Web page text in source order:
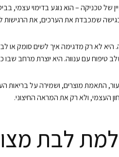
של טכניקה – הוא נוגע בדימוי עצמי,
שמכבדת את הערכים, את הרגישות
לא רק מדגימה איך לשים סומק או
טיפוח עם ענווה. היא יוצרת מרחב
התאמת מוצרים, ושמירה על
העצמי, ולא רק את המראה החיצוני.
לבת